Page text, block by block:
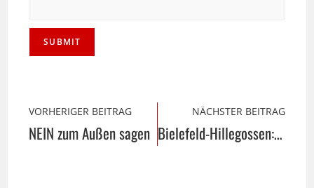
VORHERIGER BEITRAG
NEIN zum Außen sagen
NÄCHSTER BEITRAG
Bielefeld-Hillegossen: Ausstieg links